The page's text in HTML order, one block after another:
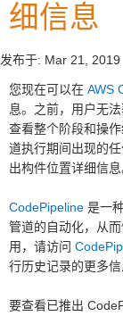
细信息
发布于: Mar 21, 2019
您现在可以在 AWS
息。之前，用户无
查看整个阶段和操
道执行期间出现的
出构件位置详细信息
CodePipeline 是一
管道的自动化，从
用，请访问
行历史记录的更多
要查看已推出